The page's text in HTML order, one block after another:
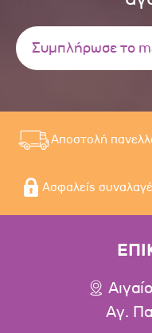
Αποστολή
Ασφαλείς
Αγ.